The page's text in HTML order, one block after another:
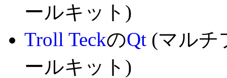
ールキット)
Troll TeckのQt (マルチ
ールキット)